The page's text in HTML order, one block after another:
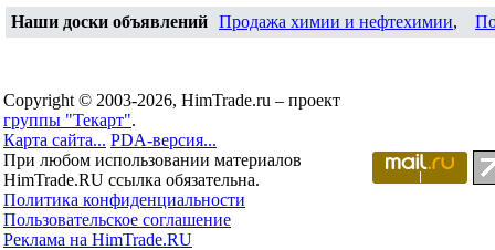
Наши доски объявлений Продажа химии и нефтехимии,
Copyright © 2003-2026, HimTrade.ru – проект
группы "Текарт".
Карта сайта... PDA-версия...
При любом использовании материалов
HimTrade.RU ссылка обязательна.
Политика конфиденциальности
Пользовательское соглашение
Реклама на HimTrade.RU